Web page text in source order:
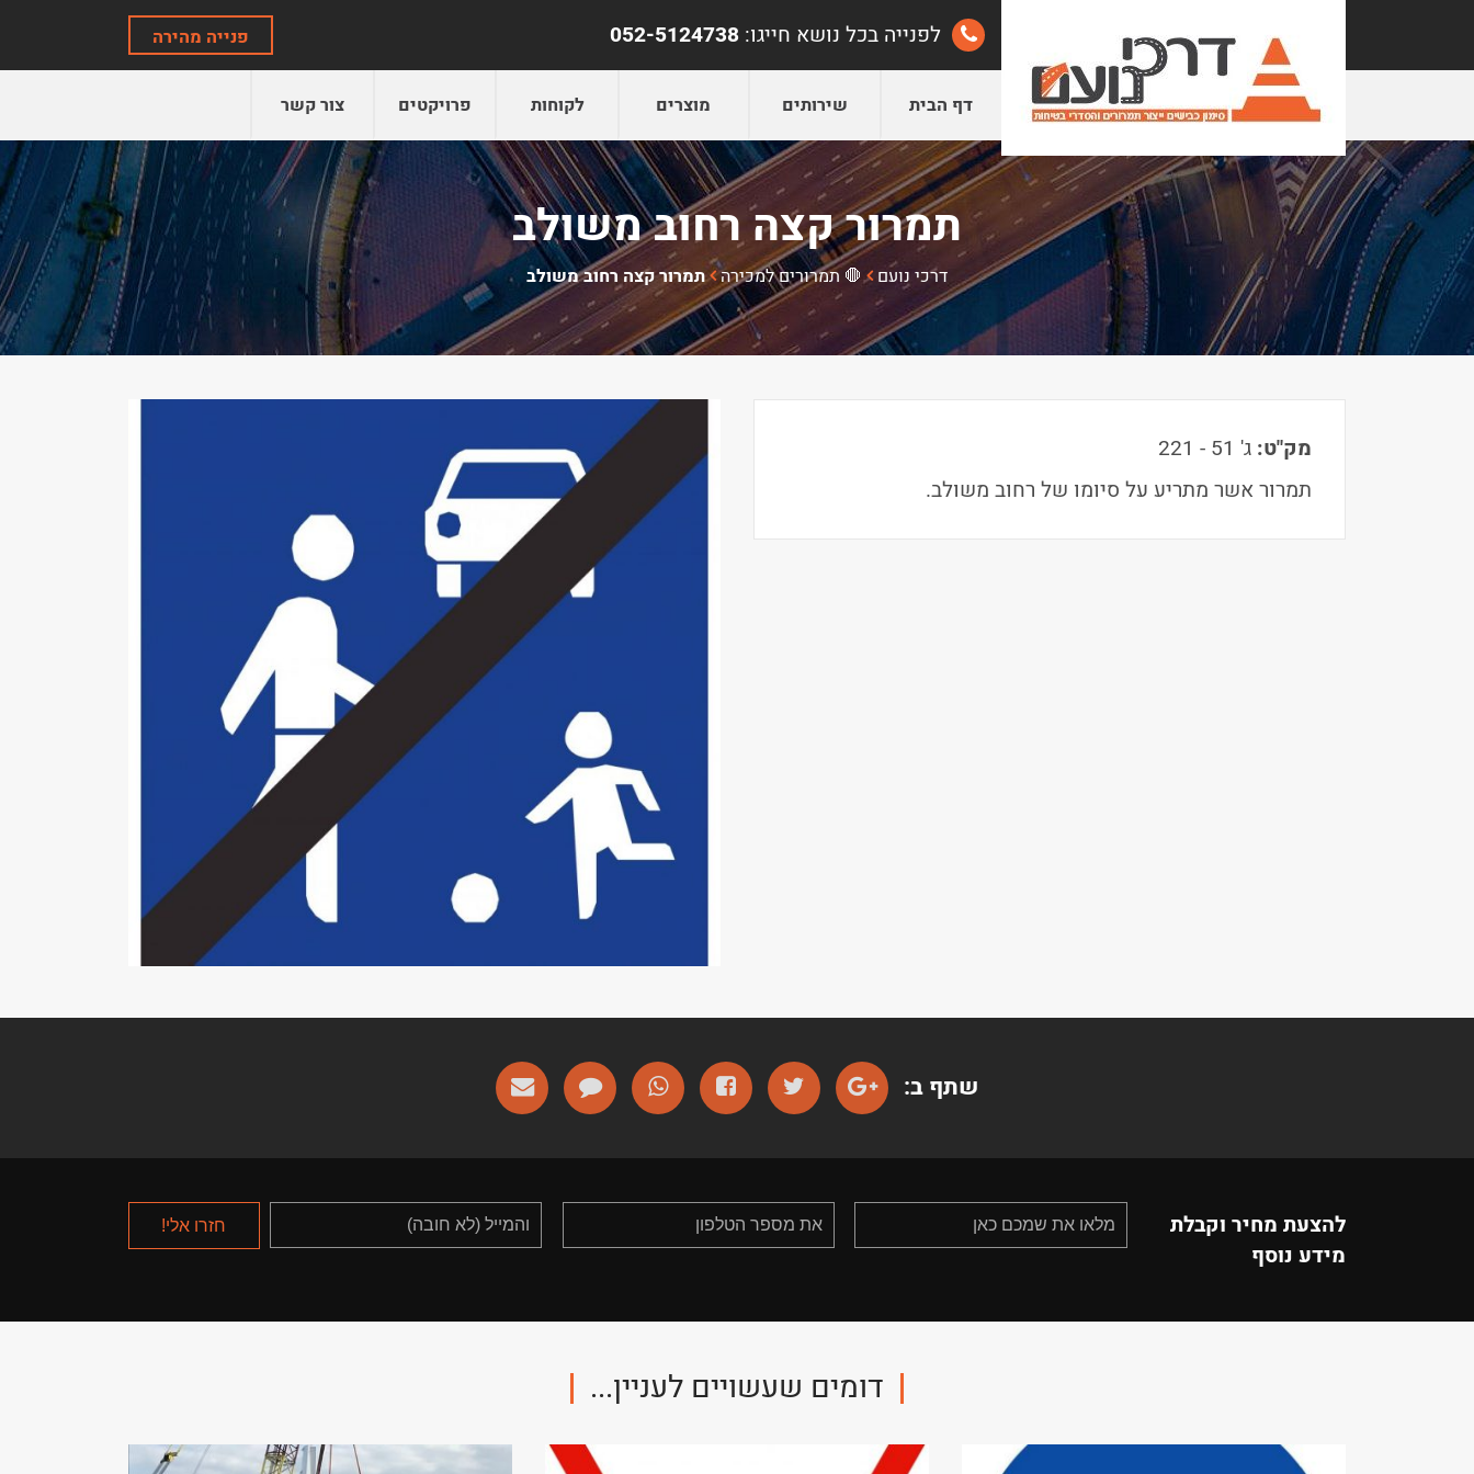
לפנייה בכל נושא חייגו: 052-5124738 פנייה מהירה
דף הבית שירותים מוצרים לקוחות פרויקטים צור קשר
תמרור קצה רחוב משולב
דרכי נועם 🛑 תמרורים למכירה תמרור קצה רחוב משולב
מק"ט: ג' 51 - 221
תמרור אשר מתריע על סיומו של רחוב משולב.
שתף ב:
להצעת מחיר וקבלת
מידע נוסף
דומים שעשויים לעניין...